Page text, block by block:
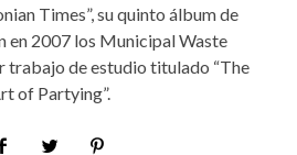
Times”, su quinto álbum de
en 2007 los Municipal Waste
trabajo de estudio titulado “The
of Partying”.